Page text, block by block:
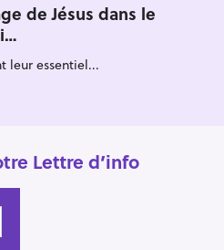
de Jésus dans le
leur essentiel...
Lettre d’info